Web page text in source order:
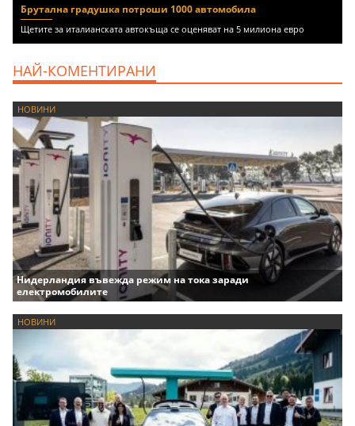
Брутална градушка потроши 1000 автомобила
Щетите за италианската автокъща се оценяват на 5 милиона евро
НАЙ-КОМЕНТИРАНИ
НОВИНИ
Нидерландия въвежда режим на тока заради
електромобилите
НОВИНИ